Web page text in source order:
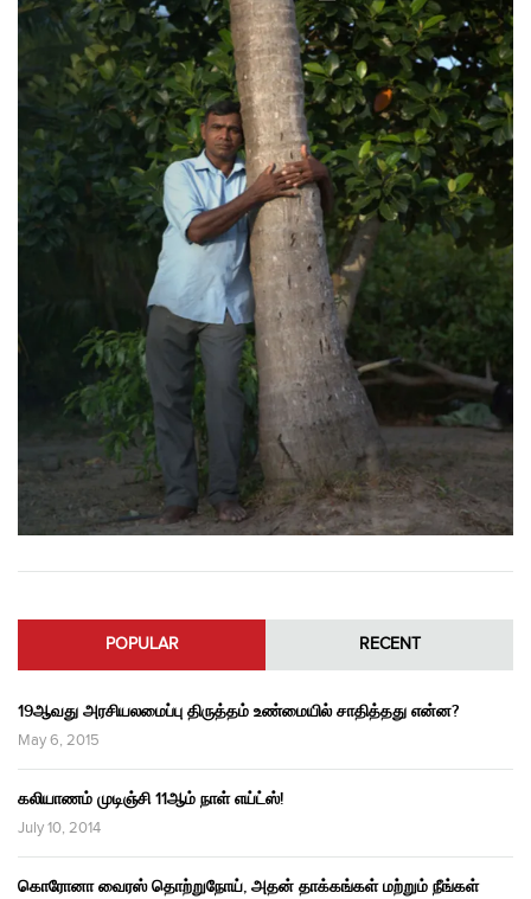
POPULAR RECENT
19ஆவது அரசியலமைப்பு திருத்தம் உண்மையில் சாதித்தது என்ன?
May 6, 2015
கலியாணம் முடிஞ்சி 11ஆம் நாள் எய்ட்ஸ்!
July 10, 2014
கொரோனா வைரஸ் தொற்றுநோய், அதன் தாக்கங்கள் மற்றும் நீங்கள்